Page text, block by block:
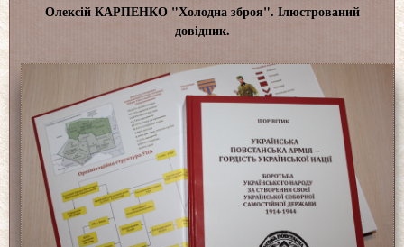
Олексій КАРПЕНКО "Холодна зброя". Ілюстрований
довідник.